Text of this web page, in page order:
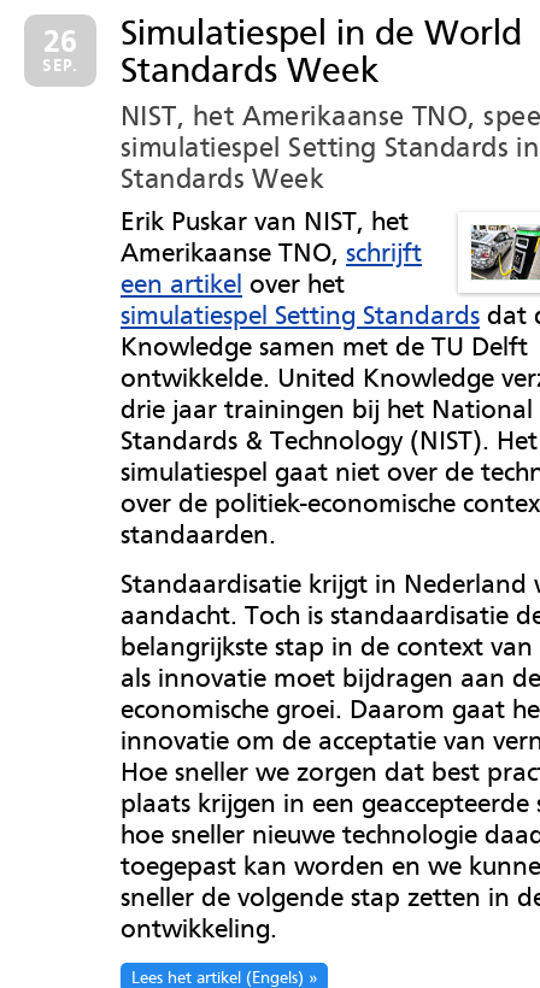
Simulatiespel in de World
Standards Week
26
SEP.
NIST, het Amerikaanse TNO,
simulatiespel Setting Standards
Standards Week
Erik Puskar van NIST, het
Amerikaanse TNO, schrijft
een artikel over het
simulatiespel Setting Standards dat
Knowledge samen met de TU Delft
ontwikkelde. United Knowledge
drie jaar trainingen bij het
Standards & Technology (NIST). Het
simulatiespel gaat niet over de
over de politiek-economische
standaarden.
Standaardisatie krijgt in Nederland
aandacht. Toch is standaardisatie
belangrijkste stap in de context
als innovatie moet bijdragen aan de
economische groei. Daarom gaat
innovatie om de acceptatie van
Hoe sneller we zorgen dat best
plaats krijgen in een
hoe sneller nieuwe technologie
toegepast kan worden en we
sneller de volgende stap zetten in
ontwikkeling.
Lees het artikel (Engels)